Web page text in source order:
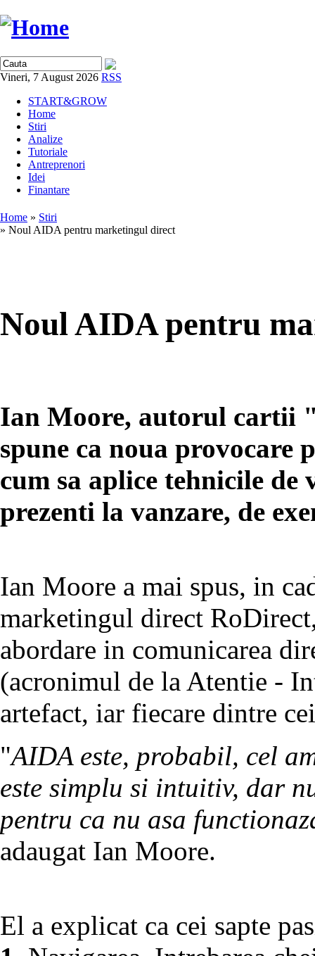
Vineri, 7 August 2026 RSS
START&GROW
Home
Stiri
Analize
Tutoriale
Antreprenori
Idei
Finantare
Home » Stiri
» Noul AIDA pentru marketingul direct
Noul AIDA pentru
Ian Moore, autorul cartii
spune ca noua provocare
cum sa aplice tehnicile
prezenti la vanzare, de
Ian Moore a mai spus, in
marketingul direct
abordare in comunicarea
(acronimul de la Atentie -
artefact, iar fiecare dintre
"AIDA este, probabil, cel
este simplu si intuitiv, dar
pentru ca nu asa
adaugat Ian Moore.
El a explicat ca cei sapte